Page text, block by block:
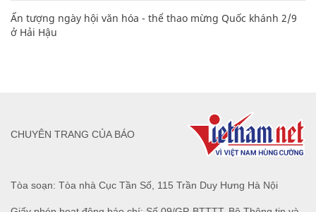
Ấn tượng ngày hội văn hóa - thể thao mừng Quốc khánh 2/9
ở Hải Hậu
Tòa soạn: Tòa nhà Cục Tần Số, 115 Trần Duy Hưng Hà Nội
CHUYÊN TRANG CỦA BÁO